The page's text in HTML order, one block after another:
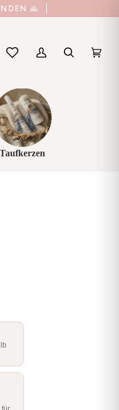
🙏
Mein
Suchen
Taufkerzen